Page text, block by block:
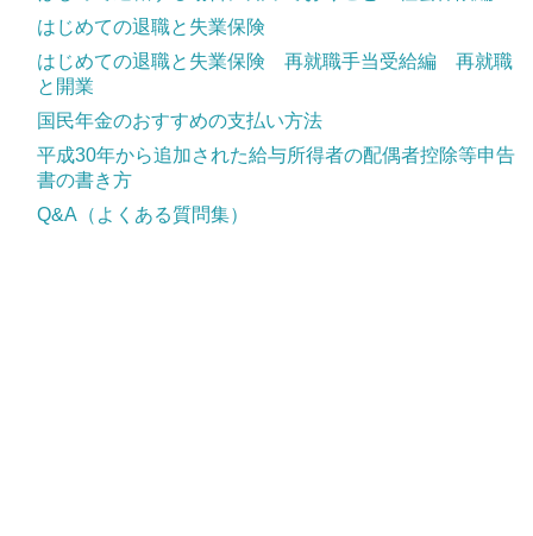
はじめての退職と失業保険
はじめての退職と失業保険 再就職手当受給編 再就職
と開業
国民年金のおすすめの支払い方法
平成30年から追加された給与所得者の配偶者控除等申告
書の書き方
Q&A（よくある質問集）